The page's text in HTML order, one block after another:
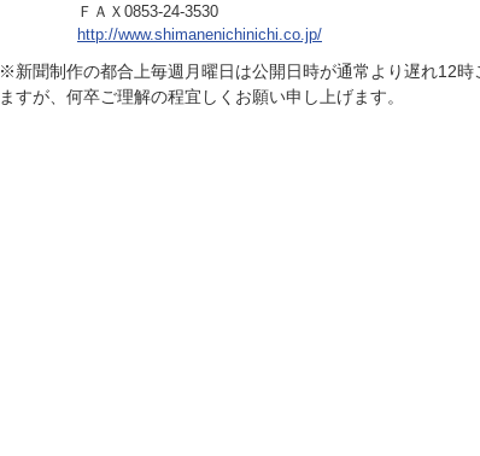
ＦＡＸ0853-24-3530
http://www.shimanenichinichi.co.jp/
※新聞制作の都合上毎週月曜日は公開日時が通常より遅れ12
ますが、何卒ご理解の程宜しくお願い申し上げます。